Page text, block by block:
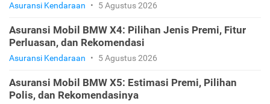
Asuransi Kendaraan • 5 Agustus 2026
Asuransi Mobil BMW X4: Pilihan Jenis Premi, Fitur
Perluasan, dan Rekomendasi
Asuransi Kendaraan • 5 Agustus 2026
Asuransi Mobil BMW X5: Estimasi Premi, Pilihan
Polis, dan Rekomendasinya